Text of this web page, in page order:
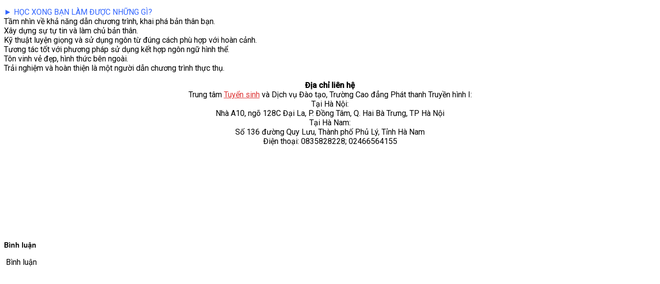
► HỌC XONG BẠN LÀM ĐƯỢC NHỮNG GÌ?
Tầm nhìn về khả năng dẫn chương trình, khai phá bản thân bạn.
Xây dựng sự tự tin và làm chủ bản thân.
Kỹ thuật luyện giọng và sử dụng ngôn từ đúng cách phù hợp với hoàn cảnh.
Tương tác tốt với phương pháp sử dụng kết hợp ngôn ngữ hình thể.
Tôn vinh vẻ đẹp, hình thức bên ngoài.
Trải nghiệm và hoàn thiện là một người dẫn chương trình thực thụ.
Địa chỉ liên hệ
Trung tâm Tuyển sinhvà Dịch vụ Đào tạo, Trường Cao đẳng Phát thanh Truyền hình I:
Tại Hà Nội:
Nhà A10, ngõ 128C Đại La, P. Đồng Tâm, Q. Hai Bà Trưng, TP Hà Nội
Tại Hà Nam:
Số 136 đường Quy Lưu, Thành phố Phủ Lý, Tỉnh Hà Nam
Điện thoại: 0835828228; 02466564155
Bình luận
Bình luận